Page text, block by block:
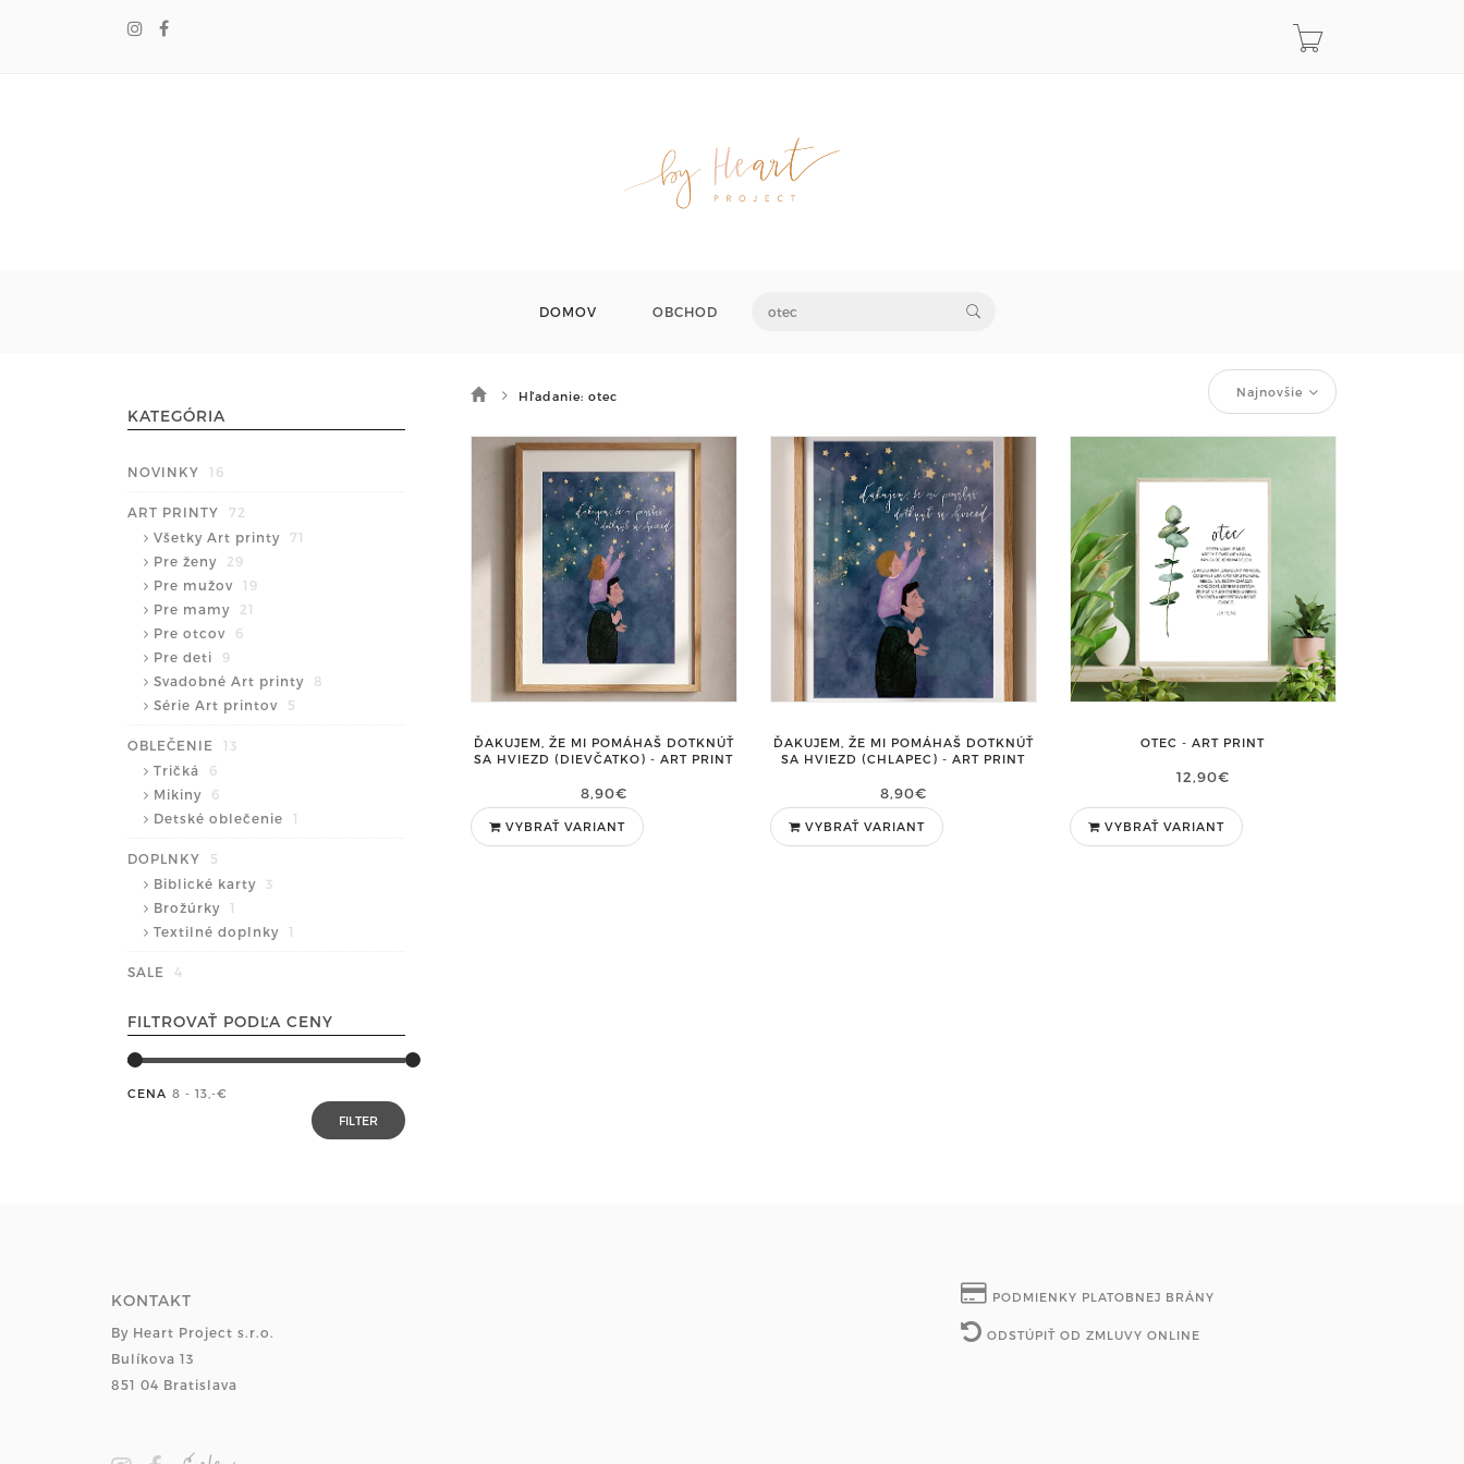
DOMOV OBCHOD
KATEGÓRIA
NOVINKY 16
ART PRINTY
72
Všetky Art printy
71
Pre ženy
29
Pre mužov
19
Pre mamy
21
Pre otcov
6
Pre deti
9
Svadobné Art printy
8
Série Art printov
5
OBLEČENIE
13
Tričká
6
Mikiny
6
Detské oblečenie
1
DOPLNKY
5
Biblické karty
3
Brožúrky
1
Textilné doplnky
1
SALE 4
FILTROVAŤ PODĽA CENY
CENA 8 - 13 ,-€
Hľadanie: otec Najnovšie
ĎAKUJEM, ŽE MI POMÁHAŠ DOTKNÚŤ
SA HVIEZD (DIEVČATKO) - ART PRINT
8,90€
VYBRAŤ VARIANT
ĎAKUJEM, ŽE MI POMÁHAŠ DOTKNÚŤ
SA HVIEZD (CHLAPEC) - ART PRINT
8,90€
VYBRAŤ VARIANT
OTEC - ART PRINT
12,90€
VYBRAŤ VARIANT
KONTAKT
By Heart Project s.r.o.
Bulíkova 13
851 04 Bratislava
PODMIENKY PLATOBNEJ BRÁNY
ODSTÚPIŤ OD ZMLUVY ONLINE